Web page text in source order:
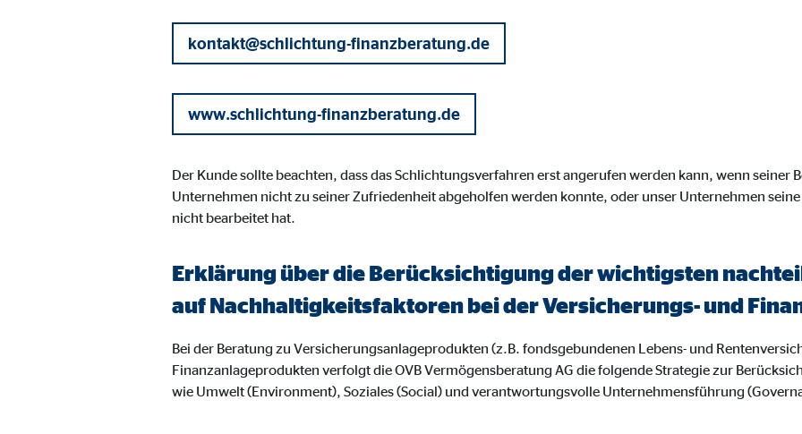
kontakt@schlichtung-finanzberatung.de
www.schlichtung-finanzberatung.de
Der Kunde sollte beachten, dass das Schlichtungsverfahren erst angerufen werden kann, wenn seiner
Unternehmen nicht zu seiner Zufriedenheit abgeholfen werden konnte, oder unser Unternehmen
nicht bearbeitet hat.
Erklärung über die Berücksichtigung der wichtigsten
auf Nachhaltigkeitsfaktoren bei der Versicherungs- und
Bei der Beratung zu Versicherungsanlageprodukten (z.B. fondsgebundenen Lebens- und
Finanzanlageprodukten verfolgt die OVB Vermögensberatung AG die folgende Strategie zur
wie Umwelt (Environment), Soziales (Social) und verantwortungsvolle Unternehmensführung
Google Ireland Ltd.
jwplayer
Einbinden von Videos
Cookie Laufzeit: 24 Monate
ProvenExpert | Empfänger: OVB, Expert Systems AG
provenexpert